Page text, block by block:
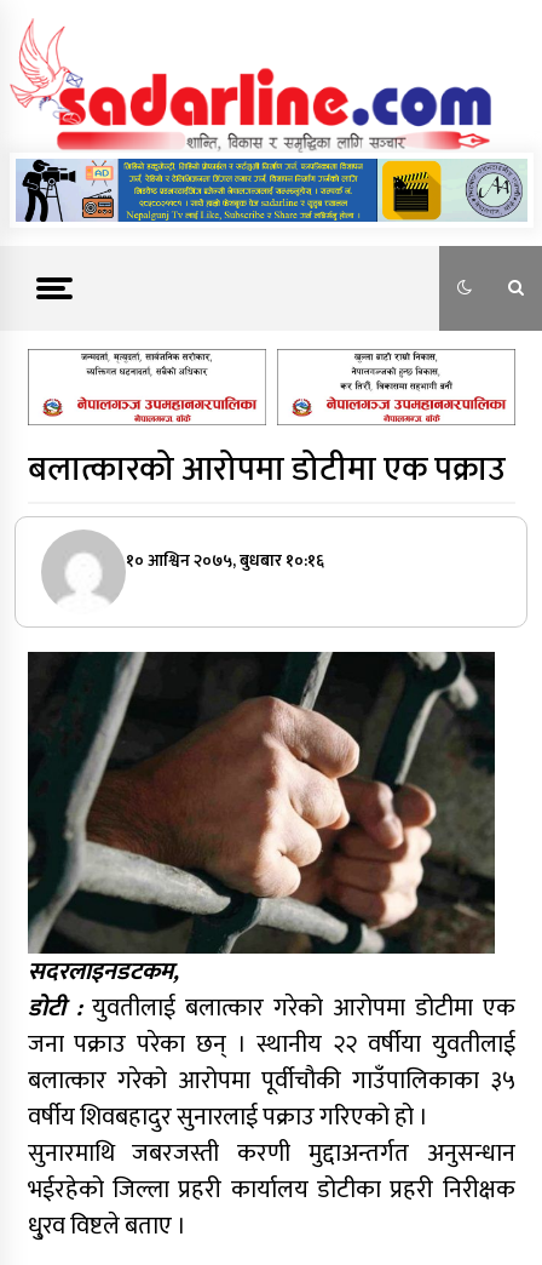
content
News For Nepal
बलात्कारको आरोपमा डोटीमा एक पक्राउ
१० आश्विन २०७५, बुधबार १०:१६
सदरलाइनडटकम,
डोटी :युवतीलाई बलात्कार गरेको आरोपमा डोटीमा एक
जना पक्राउ परेका छन् । स्थानीय २२ वर्षीया युवतीलाई
बलात्कार गरेको आरोपमा पूर्वीचौकी गाउँपालिकाका ३५
वर्षीय शिवबहादुर सुनारलाई पक्राउ गरिएको हो ।
सुनारमाथि जबरजस्ती करणी मुद्दाअन्तर्गत अनुसन्धान
भईरहेको जिल्ला प्रहरी कार्यालय डोटीका प्रहरी निरीक्षक
धु्रव विष्टले बताए ।